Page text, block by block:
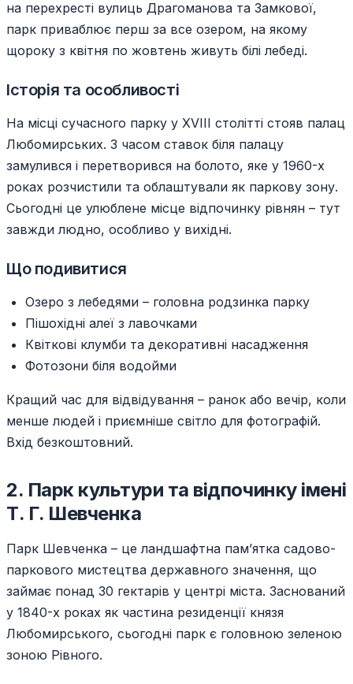
на перехресті вулиць Драгоманова та Замкової,
парк приваблює перш за все озером, на якому
щороку з квітня по жовтень живуть білі лебеді.
Історія та особливості
На місці сучасного парку у XVIII столітті стояв палац
Любомирських. З часом ставок біля палацу
замулився і перетворився на болото, яке у 1960-х
роках розчистили та облаштували як паркову зону.
Сьогодні це улюблене місце відпочинку рівнян – тут
завжди людно, особливо у вихідні.
Що подивитися
Озеро з лебедями – головна родзинка парку
Пішохідні алеї з лавочками
Квіткові клумби та декоративні насадження
Фотозони біля водойми
Кращий час для відвідування – ранок або вечір, коли
менше людей і приємніше світло для фотографій.
Вхід безкоштовний.
2. Парк культури та відпочинку імені
Т. Г. Шевченка
Парк Шевченка – це ландшафтна пам’ятка садово-
паркового мистецтва державного значення, що
займає понад 30 гектарів у центрі міста. Заснований
у 1840-х роках як частина резиденції князя
Любомирського, сьогодні парк є головною зеленою
зоною Рівного.